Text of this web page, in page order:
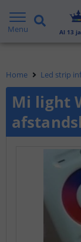
Menu Al 13
Home Led strip
Mi light